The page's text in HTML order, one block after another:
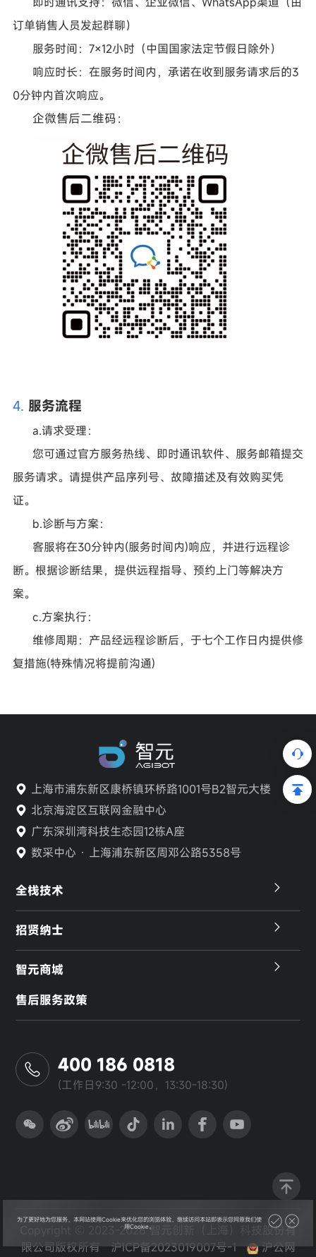
订单销售人员发起群聊）
服务时间： 7×12小时 （中国国家法定节假日除外）
响应时长： 在服务时间内，承诺在收到服务请求后的3
0分钟内首次响应。
企微售后二维码：
4. 服务流程
a.请求受理：
您可通过官方服务热线、即时通讯软件、服务邮箱提交
服务请求。请提供产品序列号、故障描述及有效购买凭
证。
b.诊断与方案：
客服将在30分钟内(服务时间内)响应，并进行远程诊
断。根据诊断结果，提供远程指导、预约上门等解决方
案。
c.方案执行：
维修周期： 产品经远程诊断后，于七个工作日内提供修
复措施(特殊情况将提前沟通)
为了更好地为您服务，本网站使用Cookie来优化您的浏览体验，继续访问本站即表示您同意我们使
用Cookie。
上海市浦东新区康桥镇环桥路1001号B2智元大楼
北京海淀区互联网金融中心
广东深圳湾科技生态园12栋A座
数采中心 · 上海浦东新区周邓公路5358号
全栈技术
智元商城
售后服务政策
招贤纳士
400 186 0818
(工作日9:30 -12:00，13:30-18:30)
Copyright © 2023-2026 智元创新（上海）科技股份有
限公司版权所有沪ICP备2023019007号-1
沪公网